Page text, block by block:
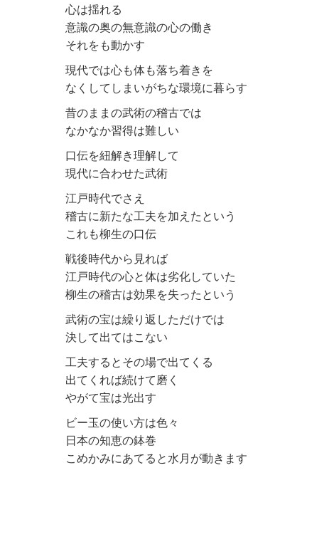
心は揺れる
意識の奥の無意識の心の働き
それをも動かす
現代では心も体も落ち着きを
なくしてしまいがちな環境に暮らす
昔のままの武術の稽古では
なかなか習得は難しい
口伝を紐解き理解して
現代に合わせた武術
江戸時代でさえ
稽古に新たな工夫を加えたという
これも柳生の口伝
戦後時代から見れば
江戸時代の心と体は劣化していた
柳生の稽古は効果を失ったという
武術の宝は繰り返しただけでは
決して出てはこない
工夫するとその場で出てくる
出てくれば続けて磨く
やがて宝は光出す
ビー玉の使い方は色々
日本の知恵の鉢巻
こめかみにあてると水月が動きます